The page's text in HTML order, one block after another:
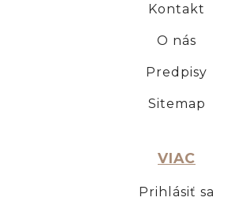
Kontakt
O nás
Predpisy
Sitemap
VIAC
Prihlásiť sa